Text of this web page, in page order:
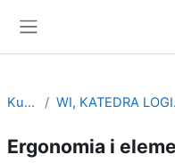
Kursy
Ergonomia i